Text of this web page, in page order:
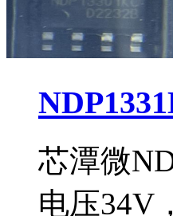
芯潭微
电压34V